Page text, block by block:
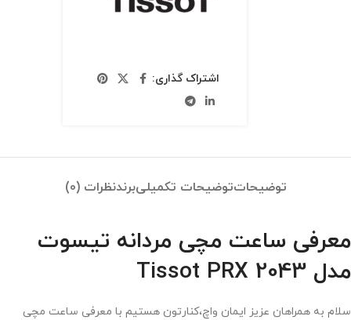
اشتراک گذاری:
توضیحاتتوضیحات تکمیلیبرندنظرات (0)
معرفی ساعت مچی مردانه تیسوت
مدل Tissot PRX 2043
سلام به همراهان عزیز ایمان واچ،کنارتون هستیم با معرفی ساعت مچی